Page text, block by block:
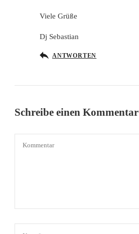
Viele Grüße
Dj Sebastian
ANTWORTEN
Schreibe einen Kommentar